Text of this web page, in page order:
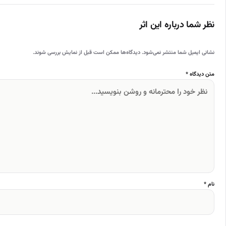
نظر شما درباره این اثر
نشانی ایمیل شما منتشر نمی‌شود. دیدگاه‌ها ممکن است قبل از نمایش بررسی شوند.
متن دیدگاه *
نام *